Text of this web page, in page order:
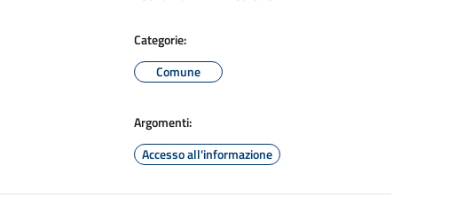
Categorie:
Comune
Argomenti:
Accesso all'informazione